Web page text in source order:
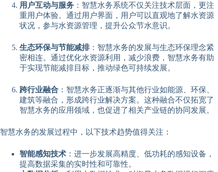
用户互动与服务 ：智慧水务系统不仅关注技术层面，更注
重用户体验。通过用户界面，用户可以直观地了解水资源
状况，参与水资源管理，提升公众节水意识。
生态环保与节能减排：智慧水务的发展与生态环保理念紧
密相连。通过优化水资源利用，减少浪费，智慧水务有助
于实现节能减排目标，推动绿色可持续发展。
跨行业融合 ：智慧水务正逐渐与其他行业如能源、环保、
建筑等融合，形成跨行业解决方案。这种融合不仅拓宽了
智慧水务的应用领域，也促进了相关产业链的协同发展。
智慧水务的发展过程中，以下技术趋势值得关注：
智能感知技术 ：进一步发展高精度、低功耗的感知设备，
提高数据采集的实时性和可靠性。